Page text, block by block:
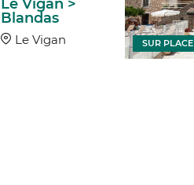
Le Vigan >
Blandas
Le Vigan SUR PLACE